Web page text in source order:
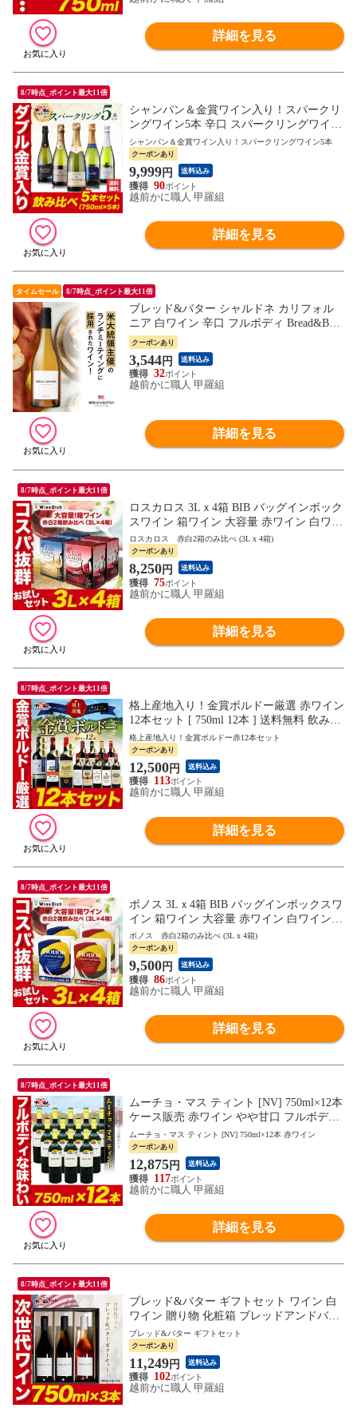
詳細を見る
8/7時点_ポイント最大11倍
シャンパン＆金賞ワイン入り！スパークリ
ングワイン5本 辛口 スパークリングワイン
飲み比べ セット シャンパーニュ ハイクオ
リティ 泡 ワイン お祝い ギフト プレゼン
ト パーティ クリスマス 御中元 お中元 残
暑見舞い 夏ギフト
シャンパン＆金賞ワイン入り！スパークリングワイン5本
クーポンあり
9,999円 送料込み
90
越前かに職人 甲羅組
詳細を見る
タイムセール 8/7時点_ポイント最大11倍
ブレッド&バター シャルドネ カリフォル
ニア 白ワイン 辛口 フルボディ Bread&Butt
er Chardonnay ブレッド＆バター シャルド
ネ 樽香 家飲み ギフト 晩酌 定番ワイン 御
中元 お中元 残暑見舞い 夏ギフト
クーポンあり
3,544円 送料込み
32
越前かに職人 甲羅組
詳細を見る
8/7時点_ポイント最大11倍
ロスカロス 3Lｘ4箱 BIB バッグインボック
スワイン 箱ワイン 大容量 赤ワイン 白ワイ
ン イベント パーティ キャンプ お祝い
ロスカロス 赤白2箱のみ比べ (3L x 4箱)
クーポンあり
8,250円 送料込み
75
越前かに職人 甲羅組
詳細を見る
8/7時点_ポイント最大11倍
格上産地入り！金賞ボルドー厳選 赤ワイン
12本セット [ 750ml 12本 ] 送料無料 飲み比
べ フランス ボルドー パーティー クリスマ
ス お歳暮
格上産地入り！金賞ボルドー赤12本セット
クーポンあり
12,500円 送料込み
113
越前かに職人 甲羅組
詳細を見る
8/7時点_ポイント最大11倍
ボノス 3Lｘ4箱 BIB バッグインボックスワ
イン 箱ワイン 大容量 赤ワイン 白ワイン
イベント パーティ キャンプ お祝い ソーヴ
ィニヨンブラン カベルネソーヴィニヨン
ボノス 赤白2箱のみ比べ (3L x 4箱)
クーポンあり
9,500円 送料込み
86
越前かに職人 甲羅組
詳細を見る
8/7時点_ポイント最大11倍
ムーチョ・マス ティント [NV] 750ml×12本
ケース販売 赤ワイン やや甘口 フルボディ
スペイン 業務用 まとめ買い ムーチョマス
ムーチョ・マス ティント [NV] 750ml×12本 赤ワイン
クーポンあり
12,875円 送料込み
117
越前かに職人 甲羅組
詳細を見る
8/7時点_ポイント最大11倍
ブレッド&バター ギフトセット ワイン 白
ワイン 贈り物 化粧箱 ブレッドアンドバタ
ー Bread&Butter シャルドネ ピノ・ノワー
ル ロゼ 750ml お祝い 誕生日 プレゼント ワ
インセット wine 飲み比べ 御中元 お中元
残暑見舞い 夏ギフト
ブレッド&バター ギフトセット
クーポンあり
11,249円 送料込み
102
越前かに職人 甲羅組